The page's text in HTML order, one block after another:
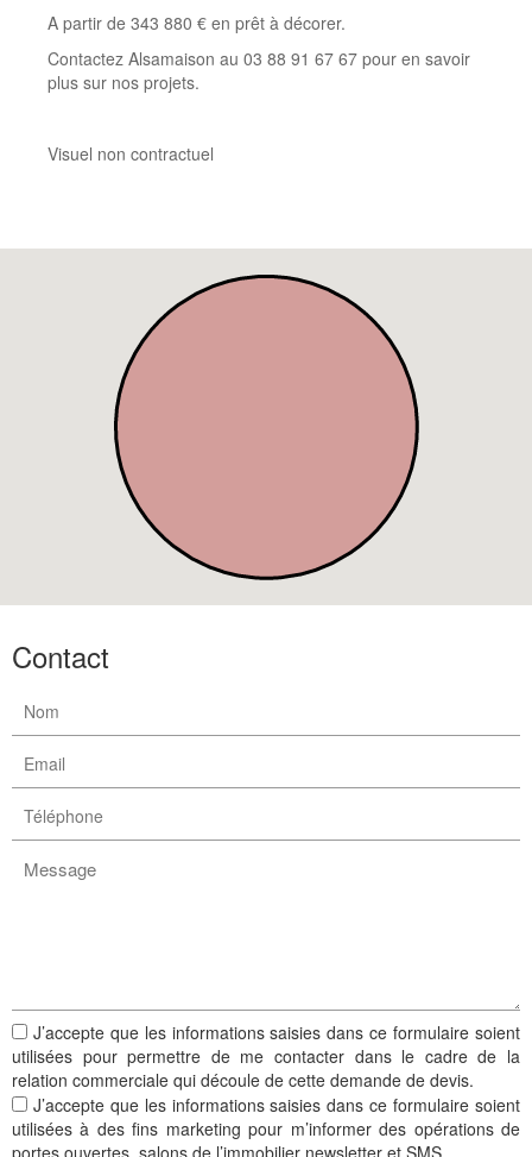
A partir de 343 880 € en prêt à décorer.
Contactez Alsamaison au 03 88 91 67 67 pour en savoir
plus sur nos projets.
Visuel non contractuel
Contact
J’accepte que les informations saisies dans ce formulaire soient
utilisées pour permettre de me contacter dans le cadre de la
relation commerciale qui découle de cette demande de devis.
J’accepte que les informations saisies dans ce formulaire soient
utilisées à des fins marketing pour m’informer des opérations de
portes ouvertes, salons de l’immobilier newsletter et SMS